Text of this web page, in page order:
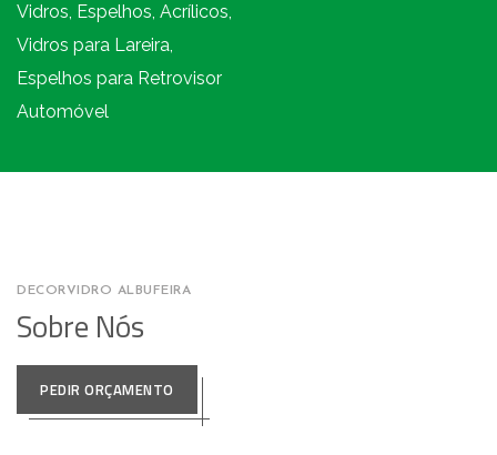
Vidros, Espelhos, Acrílicos,
Vidros para Lareira,
Espelhos para Retrovisor
Automóvel
DECORVIDRO ALBUFEIRA
Sobre Nós
PEDIR ORÇAMENTO